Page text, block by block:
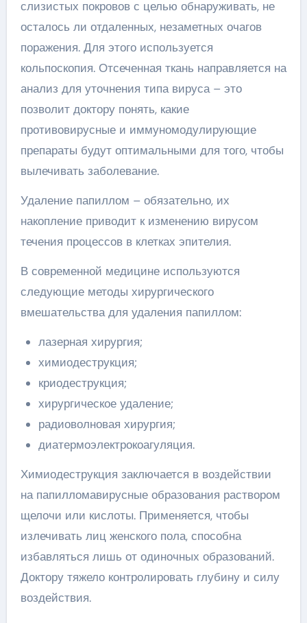
слизистых покровов с целью обнаруживать, не
осталось ли отдаленных, незаметных очагов
поражения. Для этого используется
кольпоскопия. Отсеченная ткань направляется на
анализ для уточнения типа вируса – это
позволит доктору понять, какие
противовирусные и иммуномодулирующие
препараты будут оптимальными для того, чтобы
вылечивать заболевание.
Удаление папиллом – обязательно, их
накопление приводит к изменению вирусом
течения процессов в клетках эпителия.
В современной медицине используются
следующие методы хирургического
вмешательства для удаления папиллом:
лазерная хирургия;
химиодеструкция;
криодеструкция;
хирургическое удаление;
радиоволновая хирургия;
диатермоэлектрокоагуляция.
Химиодеструкция заключается в воздействии
на папилломавирусные образования раствором
щелочи или кислоты. Применяется, чтобы
излечивать лиц женского пола, способна
избавляться лишь от одиночных образований.
Доктору тяжело контролировать глубину и силу
воздействия.